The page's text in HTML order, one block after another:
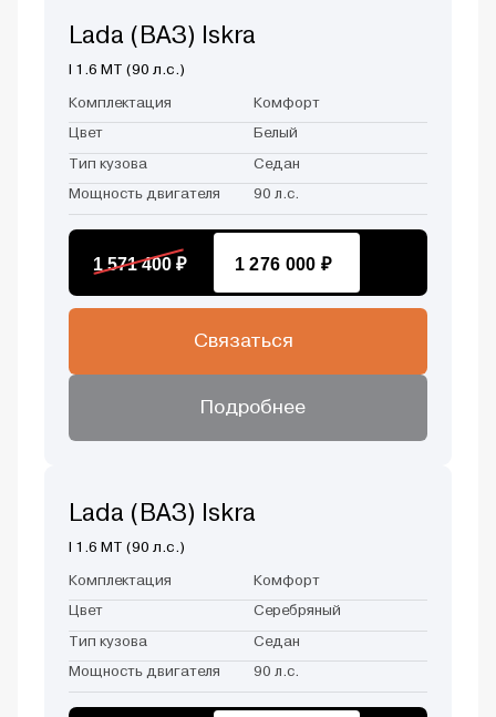
Lada (ВАЗ) Iskra
I 1.6 MT (90 л.с.)
Комплектация Комфорт
Цвет Белый
Тип кузова Седан
Мощность двигателя 90 л.с.
1 571 400 ₽ 1 276 000 ₽
Связаться
Подробнее
Lada (ВАЗ) Iskra
I 1.6 MT (90 л.с.)
Комплектация Комфорт
Цвет Серебряный
Тип кузова Седан
Мощность двигателя 90 л.с.